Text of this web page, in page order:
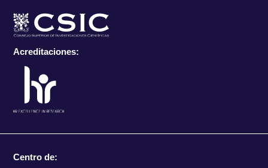
Acreditaciones:
Centro de: